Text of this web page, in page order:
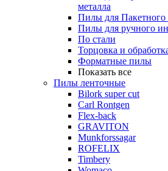
металла
Пилы для Пакетного
Пилы для ручного
По стали
Торцовка и
Форматные пилы
Показать все
Пилы ленточные
Bilork super cut
Carl Rontgen
Flex-back
GRAVITON
Munkforssagar
ROFELIX
Timbery